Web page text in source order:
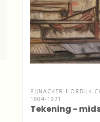
PIJNACKER-HORDIJK
1904-1971
Tekening -